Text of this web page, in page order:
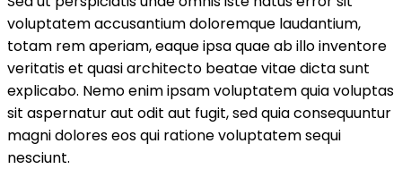
voluptatem accusantium doloremque laudantium,
totam rem aperiam, eaque ipsa quae ab illo inventore
veritatis et quasi architecto beatae vitae dicta sunt
explicabo. Nemo enim ipsam voluptatem quia voluptas
sit aspernatur aut odit aut fugit, sed quia consequuntur
magni dolores eos qui ratione voluptatem sequi
nesciunt.